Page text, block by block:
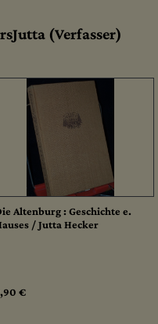
(Verfasser)
Altenburg : Geschichte e.
/ Jutta Hecker
€